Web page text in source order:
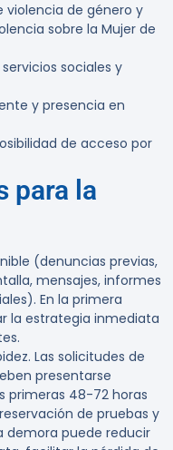
violencia de género y
sobre la Mujer de
sociales y
y presencia en
de acceso por
para la
(denuncias previas,
mensajes, informes
En la primera
la estrategia inmediata
Las solicitudes de
presentarse
primeras 48-72 horas
de pruebas y
demora puede reducir